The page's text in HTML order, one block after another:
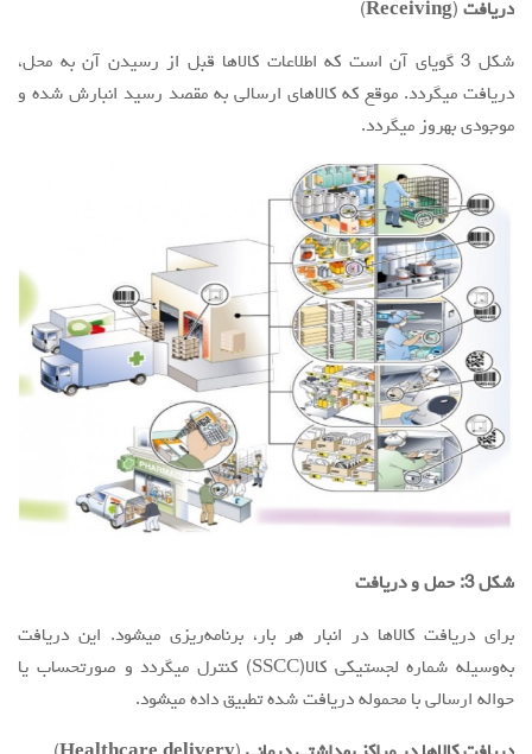
دریافت (
Receiving
)
شکل 3 گویای آن است که اطلاعات کالاها قبل از رسیدن آن به محل،
دریافت میگردد. موقع که کالاهای ارسالی به مقصد رسید انبارش شده و
موجودی بهروز میگردد.
شکل 3: حمل و دریافت
برای دریافت کالاها در انبار هر بار، برنامه‌ریزی میشود. این دریافت
به‌وسیله شماره لجستیکی کالا(SSCC) کنترل میگردد و صورتحساب یا
حواله ارسالی با محموله دریافت شده تطبیق داده میشود.